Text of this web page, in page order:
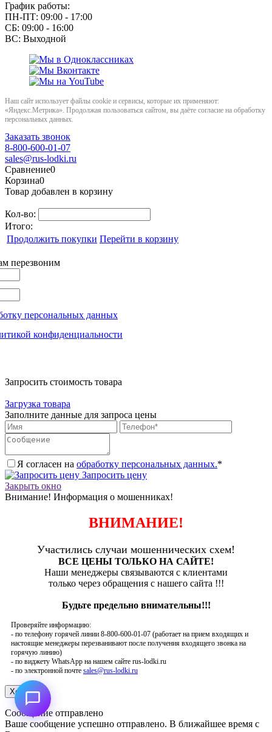
График работы:
ПН-ПТ: 09:00 - 17:00
СБ: 09:00 - 16:00
ВС: Выходной
Наш сайт использует файлы cookie и сервисы, которые их применяют:
«Яндекс.Метрика». Продолжая пользоваться сайтом, вы даёте согласие на обработку
персональных данных.
Заказать звонок
8-800-600-01-07
sales@rus-lodki.ru
Сравнение0
Корзина0
Товар добавлен в корзину
Кол-во:
Итого:
Продолжить покупки Перейти в корзину
перезвоним
персональных данных
конфиденциальности
Запросить стоимость товара
Загрузка товара
Заполните данные для запроса цены
Я согласен на обработку персональных данных.*
Запросить цену
Закрыть окно
Внимание! Информация о мошенниках!
ВНИМАНИЕ!
Участились случаи мошеннических схем!
ВСЕ ЦЕНЫ ТОЛЬКО НА САЙТЕ!
Наши менеджеры связываются с клиентами
только через обращения с нашего сайта !!!
Будьте предельно внимательны!!!
Проверяйте информацию:
- по телефону горячей линии 8-800-600-01-07 (работает на прием входящих и
настоящие менеджеры перезванивают после получения входящего звонка на
горячую линию)
- по виджету WhatsApp на нашем сайте rus-lodki.ru
- по электронной почте sales@rus-lodki.ru
Сообщение отправлено
Ваше сообщение успешно отправлено. В ближайшее время с